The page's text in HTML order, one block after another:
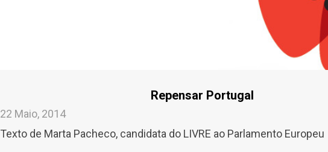
Repensar Portugal
22 Maio, 2014
Texto de Marta Pacheco, candidata do LIVRE ao Parlamento Europeu